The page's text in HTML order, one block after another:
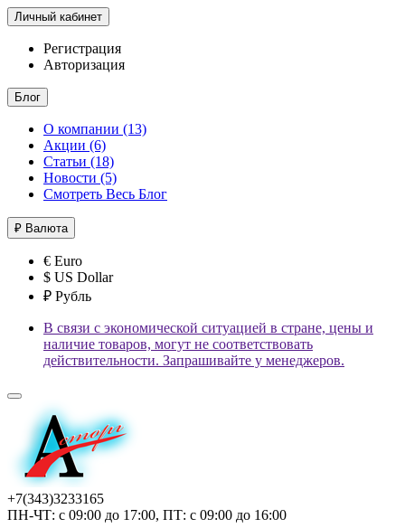
Личный кабинет
Регистрация
Авторизация
Блог
О компании (13)
Акции (6)
Статьи (18)
Новости (5)
Смотреть Весь Блог
₽ Валюта
€ Euro
$ US Dollar
₽ Рубль
В связи с экономической ситуацией в стране, цены и
наличие товаров, могут не соответствовать
действительности. Запрашивайте у менеджеров.
+7(343)3233165
ПН-ЧТ: с 09:00 до 17:00, ПТ: с 09:00 до 16:00